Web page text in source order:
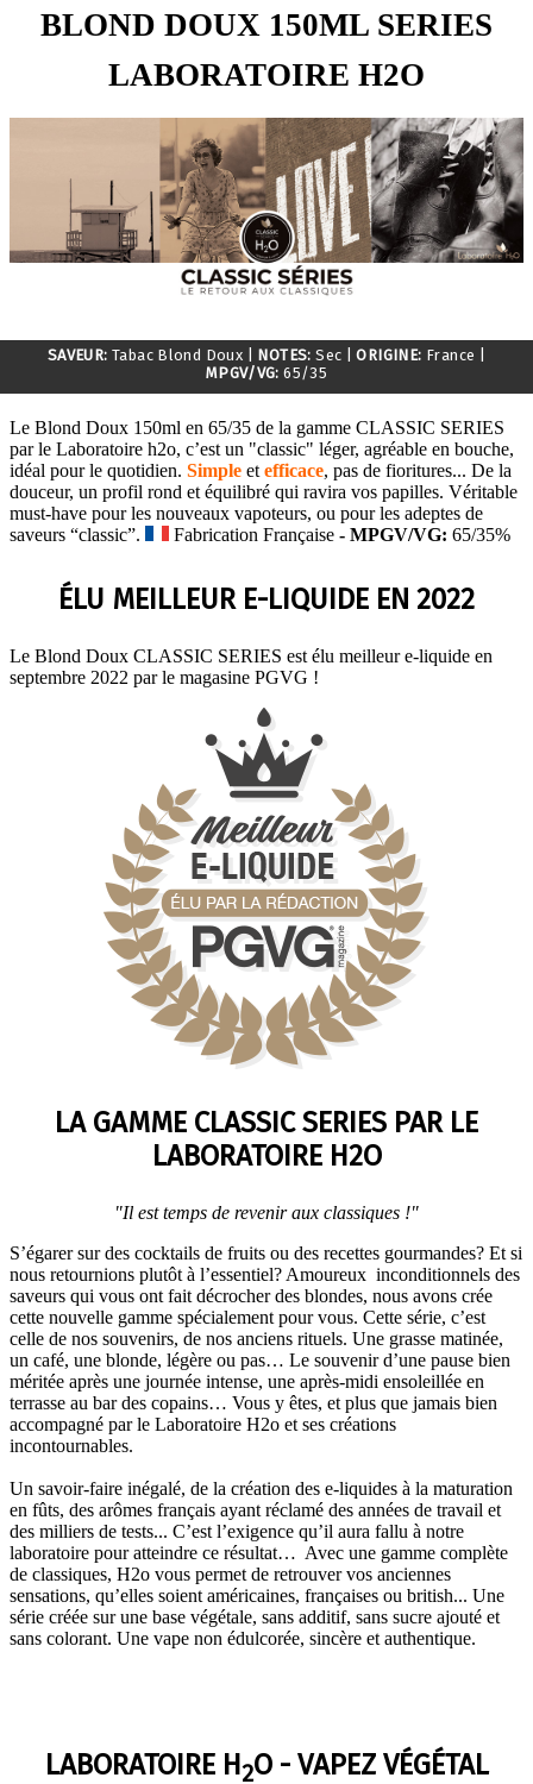
BLOND DOUX 150ML SERIES
LABORATOIRE H2O
SAVEUR: Tabac Blond Doux NOTES: Sec ORIGINE: France
MPGV/VG: 65/35
Le Blond Doux 150ml en 65/35 de la gamme CLASSIC SERIES
par le Laboratoire h2o, c’est un "classic" léger, agréable en bouche,
idéal pour le quotidien. Simple et efficace, pas de fioritures... De la
douceur, un profil rond et équilibré qui ravira vos papilles. Véritable
must-have pour les nouveaux vapoteurs, ou pour les adeptes de
saveurs “classic”.
Fabrication Française - MPGV/VG: 65/35%
ÉLU MEILLEUR E-LIQUIDE EN 2022
Le Blond Doux CLASSIC SERIES est élu meilleur e-liquide en
septembre 2022 par le magasine PGVG !
LA GAMME CLASSIC SERIES PAR LE
LABORATOIRE H2O
"Il est temps de revenir aux classiques !"
S’égarer sur des cocktails de fruits ou des recettes gourmandes? Et si
nous retournions plutôt à l’essentiel? Amoureux inconditionnels des
saveurs qui vous ont fait décrocher des blondes, nous avons crée
cette nouvelle gamme spécialement pour vous. Cette série, c’est
celle de nos souvenirs, de nos anciens rituels. Une grasse matinée,
un café, une blonde, légère ou pas… Le souvenir d’une pause bien
méritée après une journée intense, une après-midi ensoleillée en
terrasse au bar des copains… Vous y êtes, et plus que jamais bien
accompagné par le Laboratoire H2o et ses créations
incontournables.
Un savoir-faire inégalé, de la création des e-liquides à la maturation
en fûts, des arômes français ayant réclamé des années de travail et
des milliers de tests... C’est l’exigence qu’il aura fallu à notre
laboratoire pour atteindre ce résultat… Avec une gamme complète
de classiques, H2o vous permet de retrouver vos anciennes
sensations, qu’elles soient américaines, françaises ou british... Une
série créée sur une base végétale, sans additif, sans sucre ajouté et
sans colorant. Une vape non édulcorée, sincère et authentique.
LABORATOIRE H 2O - VAPEZ VÉGÉTAL